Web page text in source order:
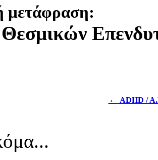
μετάφραση:
← ADHD /